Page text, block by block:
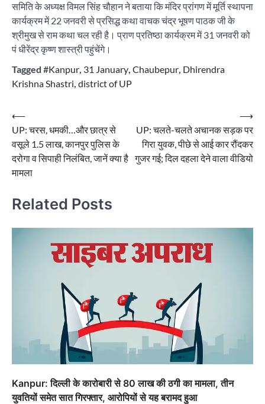
समिति के अध्यक्ष विमल सिंह चौहान ने बताया कि मंदिर प्रांगण में मूर्ति स्थापना
कार्यक्रम में 22 जनवरी से प्रसिद्ध कथा वाचक चंद्र भूषण पाठक जी के
श्रीमुख से राम कथा चल रही है। प्राण प्रतिष्ठा कार्यक्रम में 31 जनवरी को
पं धीरेंद्र कृष्ण शास्त्री पहुंचेंगे।
Tagged #Kanpur, 31 January, Chaubepur, Dhirendra
Krishna Shastri, district of UP
Post
navigation
⟵
UP: चरस, धमकी…और छात्र से
वसूले 1.5 लाख, कानपुर पुलिस के
दरोगा व सिपाही निलंबित, जानें क्या है
मामला
UP: चलते-चलते अचानक सड़क पर
गिरा युवक, पीछे से आई कार रौंदकर
गुजर गई; दिल दहला देने वाला वीडियो
⟶
Related Posts
Kanpur: दिल्ली के कारोबारी से 80 लाख की ठगी का मामला, तीन
युवतियों समेत सात गिरफ्तार, आरोपियों से यह बरामद हुआ